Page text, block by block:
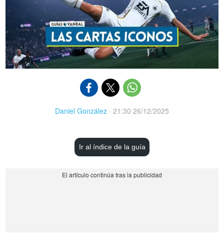
Daniel González · 21:30 26/12/2025
Ir al índice de la guía